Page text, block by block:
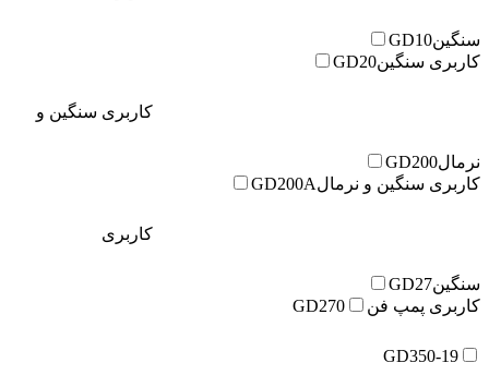
سنگینGD10
کاربری سنگینGD20
کاربری سنگین و
نرمالGD200
کاربری سنگین و نرمالGD200A
کاربری
سنگینGD27
کاربری پمپ فن
GD270
GD350-19